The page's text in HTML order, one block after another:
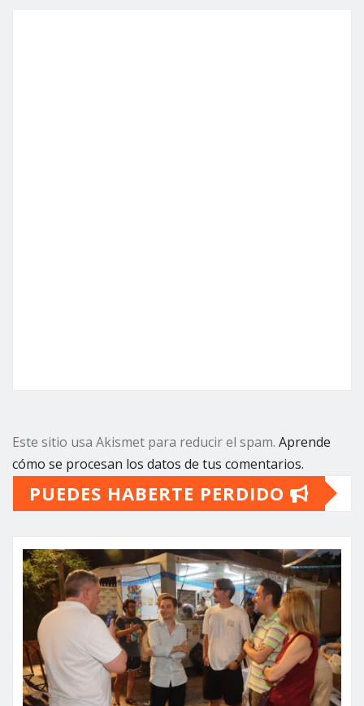
Este sitio usa Akismet para reducir el spam. Aprende
cómo se procesan los datos de tus comentarios.
PUEDES HABERTE PERDIDO